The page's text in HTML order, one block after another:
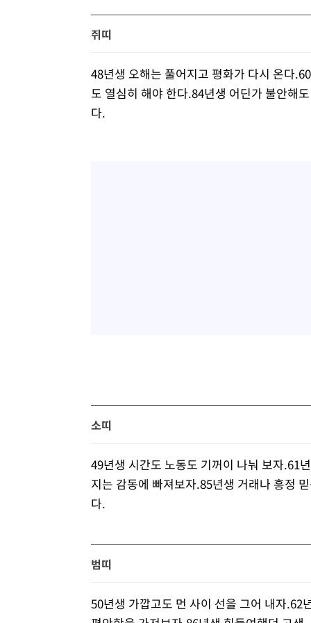
쥐띠
48년생 오해는 풀어지고 평화가 다시 온다
도 열심히 해야 한다.84년생 어딘가 불안해
다.
소띠
49년생 시간도 노동도 기꺼이 나눠 보자.61
지는 감동에 빠져보자.85년생 거래나 흥정
다.
범띠
50년생 가깝고도 먼 사이 선을 그어 내자.62